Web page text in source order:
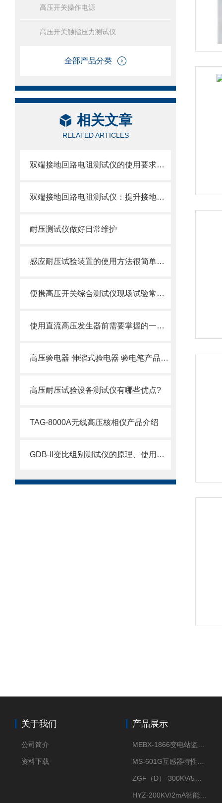
高压开关操作电源
高压开关触指压力测试仪
全部产品分类
相关文章
RELATED ARTICLES
双端接地回路电阻测试仪的使用要求与技术规范
双端接地回路电阻测试仪：提升接地检测效率与可靠性
耐压测试仪做好日常维护
感应耐压试验装置的使用方法很简单，看完您就知道了
便携高压开关综合测试仪现场试验常见问题解答
使用直流高压发生器前需要掌握的一些技术要点
高压验电器 伸缩式验电器 验电笔产品性能特点
高压耐压试验设备测试仪有哪些优点?
TAG-8000A无线高压核相仪产品介绍
GDB-II变比组别测试仪的原理、使用方法和注意事项讲解
关于我们
公司简介
资料下载
产品展示